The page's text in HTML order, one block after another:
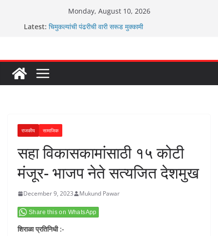
Monday, August 10, 2026
Latest: चिमुकल्यांची पंढरीची वारी सरूड मुक्कामी
राजकीय सामाजिक
सहा विकासकामांसाठी १५ कोटी
मंजूर- भाजप नेते सत्यजित देशमुख
December 9, 2023 Mukund Pawar
Share this on WhatsApp
शिराळा प्रतिनिधी :-